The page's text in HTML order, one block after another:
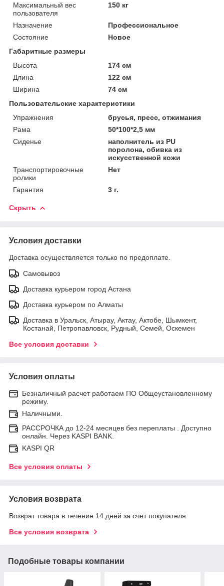
Максимальный вес
пользователя
150 кг
Назначение
Профессиональное
Состояние
Новое
Габаритные размеры
Высота
174 см
Длина
122 см
Ширина
74 см
Пользовательские характеристики
Упражнения
брусья, пресс, отжимания
Рама
50*100*2,5 мм
Сиденье
наполнитель из PU
поролона, обивка из
искусственной кожи
Транспортировочные
ролики
Нет
Гарантия 3 г.
Скрыть
Условия доставки
Доставка осуществляется только по предоплате.
Самовывоз
Доставка курьером город Астана
Доставка курьером по Алматы
Доставка в Уральск, Атырау, Актау, Актобе, Шымкент,
Костанай, Петропавловск, Рудный, Семей, Оскемен
Все условия доставки
Условия оплаты
Безналичный расчет работаем ПО Общеустановленному
режиму.
Наличными.
РАССРОЧКА до 12-24 месяцев без переплаты . Доступно
онлайн. Через KASPI BANK.
KASPI QR
Все условия оплаты
Условия возврата
Возврат товара в течение 14 дней за счет покупателя
Все условия возврата
Подобные товары компании